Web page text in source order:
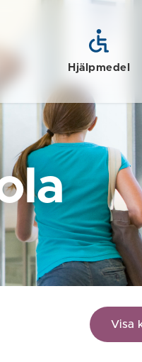
Hjälpmedel
Visa